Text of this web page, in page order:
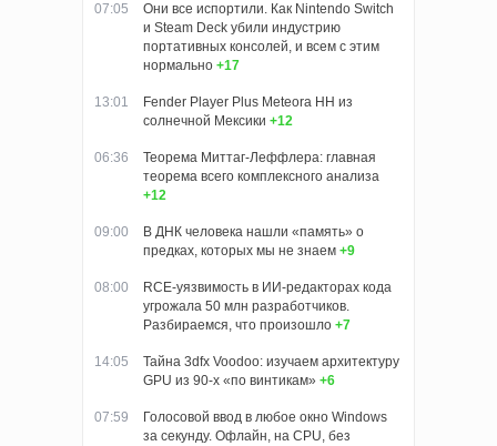
07:05
Они все испортили. Как Nintendo Switch
и Steam Deck убили индустрию
портативных консолей, и всем с этим
нормально +17
13:01
Fender Player Plus Meteora HH из
солнечной Мексики +12
06:36
Теорема Миттаг-Леффлера: главная
теорема всего комплексного анализа
+12
09:00
В ДНК человека нашли «память» о
предках, которых мы не знаем +9
08:00
RCE-уязвимость в ИИ-редакторах кода
угрожала 50 млн разработчиков.
Разбираемся, что произошло +7
14:05
Тайна 3dfx Voodoo: изучаем архитектуру
GPU из 90-х «по винтикам» +6
07:59
Голосовой ввод в любое окно Windows
за секунду. Офлайн, на CPU, без